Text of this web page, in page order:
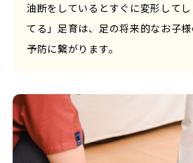
油断をしているとすぐに変形して
てる」足育は、足の将来的なお子
予防に繋がります。